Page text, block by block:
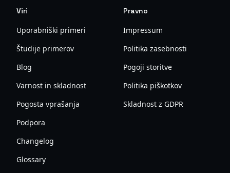
Viri
Uporabniški primeri
Študije primerov
Blog
Varnost in skladnost
Pogosta vprašanja
Podpora
Changelog
Glossary
Pravno
Impressum
Politika zasebnosti
Pogoji storitve
Politika piškotkov
Skladnost z GDPR